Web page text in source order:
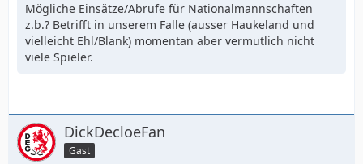
Mögliche Einsätze/Abrufe für Nationalmannschaften
z.b.? Betrifft in unserem Falle (ausser Haukeland und
vielleicht Ehl/Blank) momentan aber vermutlich nicht
viele Spieler.
DickDecloeFan
Gast